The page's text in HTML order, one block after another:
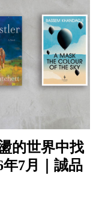
的世界中找
7月｜誠品